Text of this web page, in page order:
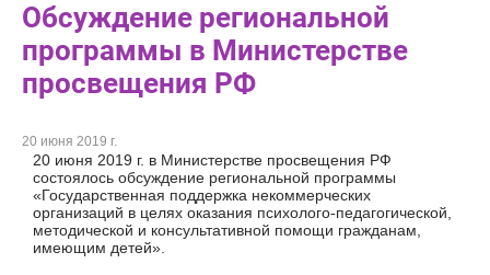
Обсуждение региональной
программы в Министерстве
просвещения РФ
20 июня 2019 г.
20 июня 2019 г. в Министерстве просвещения РФ
состоялось обсуждение региональной программы
«Государственная поддержка некоммерческих
организаций в целях оказания психолого-педагогической,
методической и консультативной помощи гражданам,
имеющим детей».